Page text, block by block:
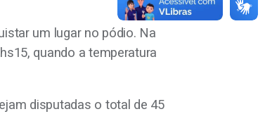
um lugar no pódio. Na
quando a temperatura
disputadas o total de 45